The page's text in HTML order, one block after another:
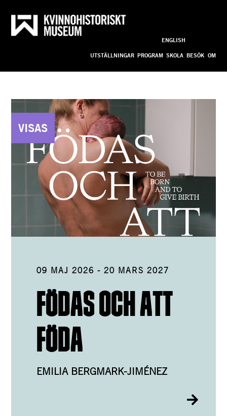
Till innehållet
ENGLISH
UTSTÄLLNINGAR PROGRAM SKOLA BESÖK OM
STARTSIDA
VISAS
09 MAJ 2026 -20 MARS 2027
FÖDAS OCH ATT
FÖDA
EMILIA BERGMARK-JIMÉNEZ